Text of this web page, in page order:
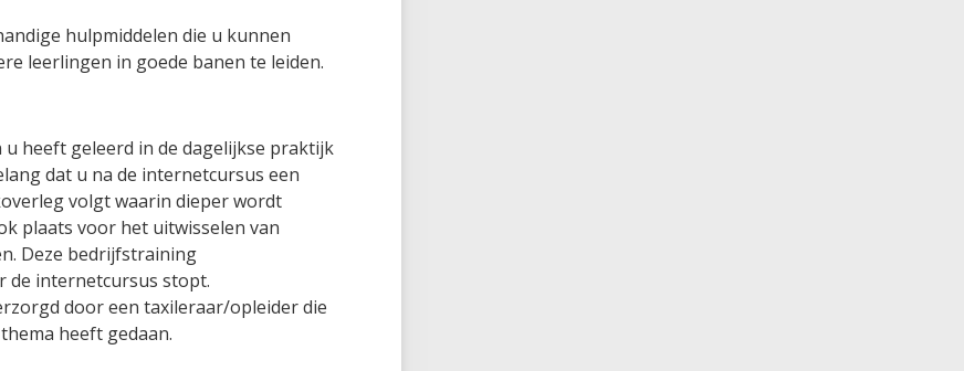
hulpmiddelen die u kunnen
leerlingen in goede banen te leiden.
heeft geleerd in de dagelijkse praktijk
dat u na de internetcursus een
volgt waarin dieper wordt
plaats voor het uitwisselen van
Deze bedrijfstraining
de internetcursus stopt.
door een taxileraar/opleider die
heeft gedaan.